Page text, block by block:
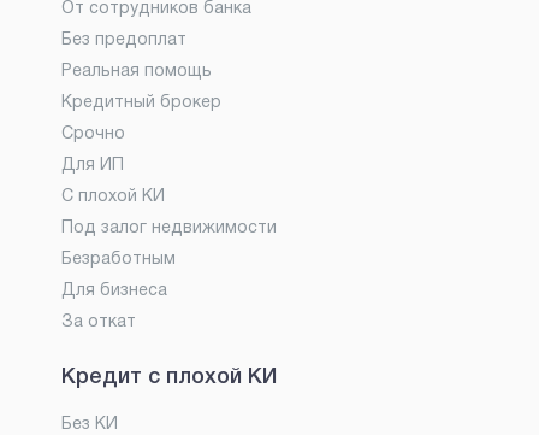
От сотрудников банка
Без предоплат
Реальная помощь
Кредитный брокер
Срочно
Для ИП
С плохой КИ
Под залог недвижимости
Безработным
Для бизнеса
За откат
Кредит с плохой КИ
Без КИ